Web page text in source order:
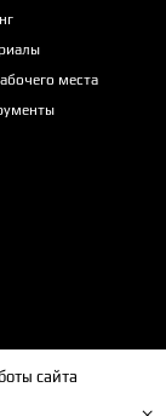
сайта
места